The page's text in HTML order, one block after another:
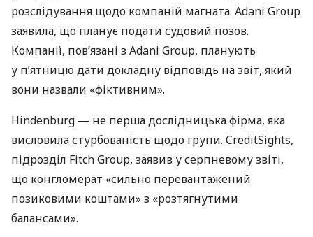
розслідування щодо компаній магната. Adani Group
заявила, що планує подати судовий позов.
Компанії, пов’язані з Adani Group, планують
у п’ятницю дати докладну відповідь на звіт, який
вони назвали «фіктивним».
Hindenburg — не перша дослідницька фірма, яка
висловила стурбованість щодо групи. CreditSights,
підрозділ Fitch Group, заявив у серпневому звіті,
що конгломерат «сильно перевантажений
позиковими коштами» з «розтягнутими
балансами».